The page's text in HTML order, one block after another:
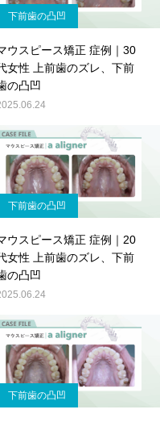
下前歯の凸凹
ウスピース矯正 症例｜30
女性 上前歯のズレ、下前
の凸凹
下前歯の凸凹
ウスピース矯正 症例｜20
女性 上前歯のズレ、下前
の凸凹
下前歯の凸凹